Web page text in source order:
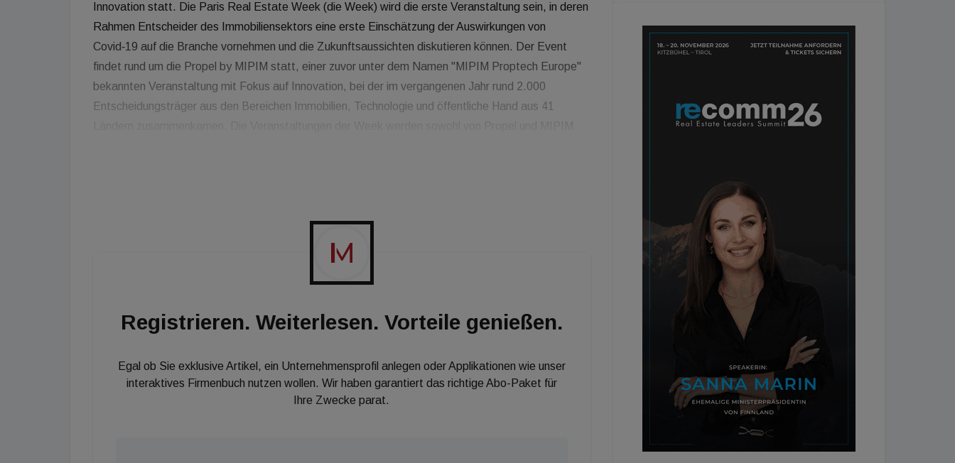
Innovation statt. Die Paris Real Estate Week (die Week) wird die erste Veranstaltung sein, in deren
Rahmen Entscheider des Immobiliensektors eine erste Einschätzung der Auswirkungen von
Covid‑19 auf die Branche vornehmen und die Zukunftsaussichten diskutieren können. Der Event
findet rund um die Propel by MIPIM statt, einer zuvor unter dem Namen "MIPIM Proptech Europe"
bekannten Veranstaltung mit Fokus auf Innovation, bei der im vergangenen Jahr rund 2.000
Entscheidungsträger aus den Bereichen Immobilien, Technologie und öffentliche Hand aus 41
können. Kurz danach findet in München die klassische Expo Real satt, deren Durchführung nach
aktuellen Informationen derzeit gesichert scheint. Eine definitive Festlegung dazu will die Messe
München jedenfalls noch im Laufe des Sommers geben. Die Expo Real ist damit die größte und
wichtigste Veranstaltung für die Immobilienbranche weltweit in diesem Jahr. Außerdem gilt:
Registrieren. Weiterlesen. Vorteile genießen.
Egal ob Sie exklusive Artikel, ein Unternehmensprofil anlegen oder Applikationen wie unser
interaktives Firmenbuch nutzen wollen. Wir haben garantiert das richtige Abo-Paket für
Ihre Zwecke parat.